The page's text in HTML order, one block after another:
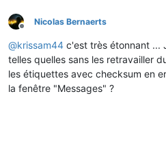
Offline
Nicolas Bernaerts
@krissam44 c'est très étonnant ...
telles quelles sans les retravailler
les étiquettes avec checksum en
la fenêtre "Messages" ?